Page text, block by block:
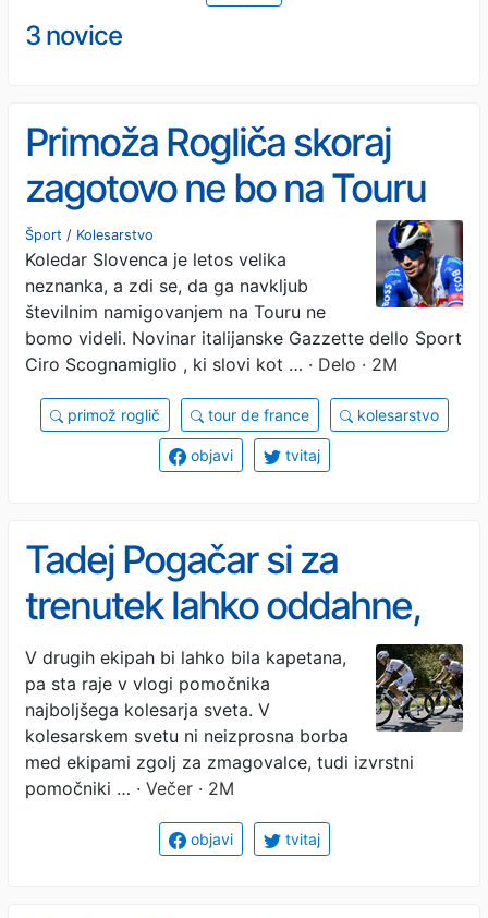
3 novice
Primoža Rogliča skoraj
zagotovo ne bo na Touru
Šport / Kolesarstvo
Koledar Slovenca je letos velika
neznanka, a zdi se, da ga navkljub
številnim namigovanjem na Touru ne
bomo videli. Novinar italijanske Gazzette dello Sport
Ciro Scognamiglio , ki slovi kot … · Delo · 2M
primož roglič tour de france kolesarstvo
objavi tvitaj
Tadej Pogačar si za
trenutek lahko oddahne,
"vojaka" sta mu podaljšala
zvestobo
V drugih ekipah bi lahko bila kapetana,
pa sta raje v vlogi pomočnika
najboljšega kolesarja sveta. V
kolesarskem svetu ni neizprosna borba
med ekipami zgolj za zmagovalce, tudi izvrstni
pomočniki … · Večer · 2M
objavi tvitaj